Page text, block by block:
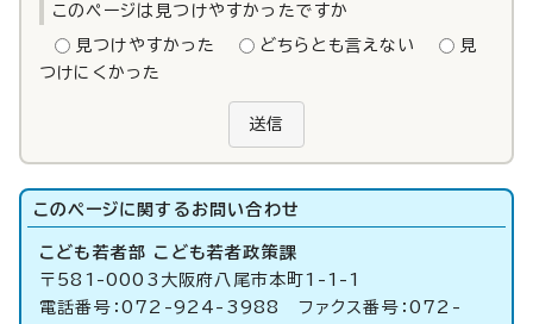
このページは見つけやすかったですか
見つけやすかった どちらとも言えない
見
つけにくかった
送信
このページに関する お問い合わせ
こども若者部 こども若者政策課
〒581-0003大阪府八尾市本町1-1-1
電話番号：072-924-3988 ファクス番号：072-